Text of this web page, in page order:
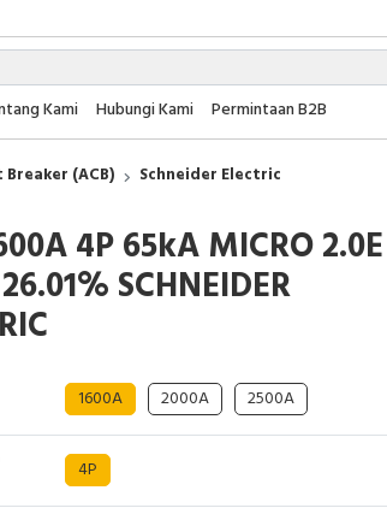
Kami Hubungi Kami Permintaan B2B
(ACB)
Schneider Electric
4P 65kA MICRO 2.0E
SCHNEIDER
1600A 2000A 2500A
4P